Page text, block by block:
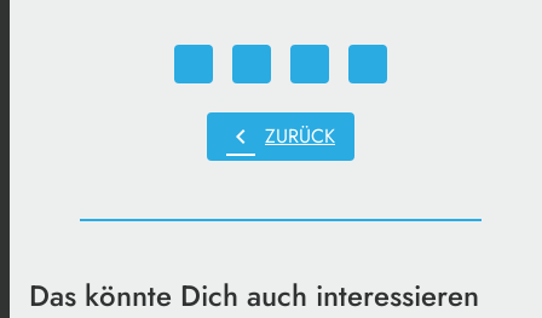
chevron_left ZURÜCK
Das könnte Dich auch interessieren